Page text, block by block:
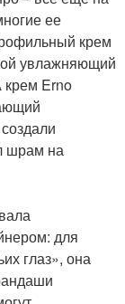
ее
крем
увлажняющий
крем Erno
шрам на
для
глаз», она